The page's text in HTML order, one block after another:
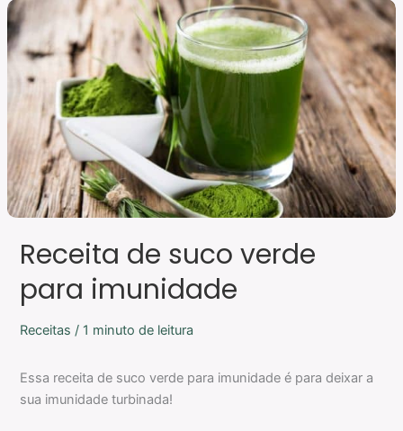
Receita de suco verde
para imunidade
Receitas / 1 minuto de leitura
Essa receita de suco verde para imunidade é para deixar a
sua imunidade turbinada!
Receita
de
suco
verde
para
imunidade